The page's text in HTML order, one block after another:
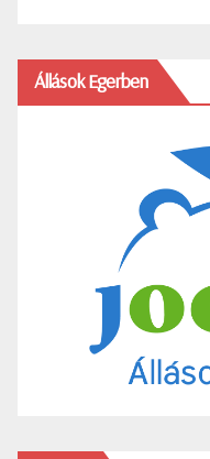
Állások Egerben